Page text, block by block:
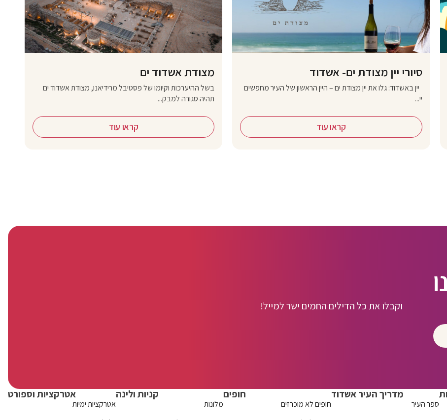
סיורי יין מצודת ים- אשדוד
יין באשדוד: גלו את יין מצודת ים – היין הראשון של העיר מחפשים
יי...
קראו עוד
מצודת אשדוד ים
בשל ההיערכות וקיומו של פסטיבל מרידיאנו, מצודת אשדוד ים
תהיה סגורה למבק...
קראו עוד
וקבלו את כל הדילים החמים ישר למייל!
מדריך העיר אשדוד
ספר העיר
חופים
חופים לא מוכרזים
קניות ולינה
מלונות
אטרקציות וספורט
אטרקציות ימיות